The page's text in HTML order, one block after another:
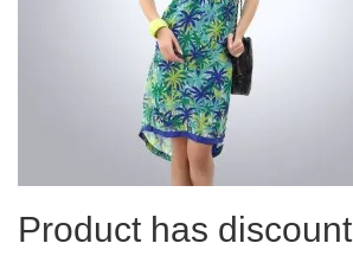
Product has discount